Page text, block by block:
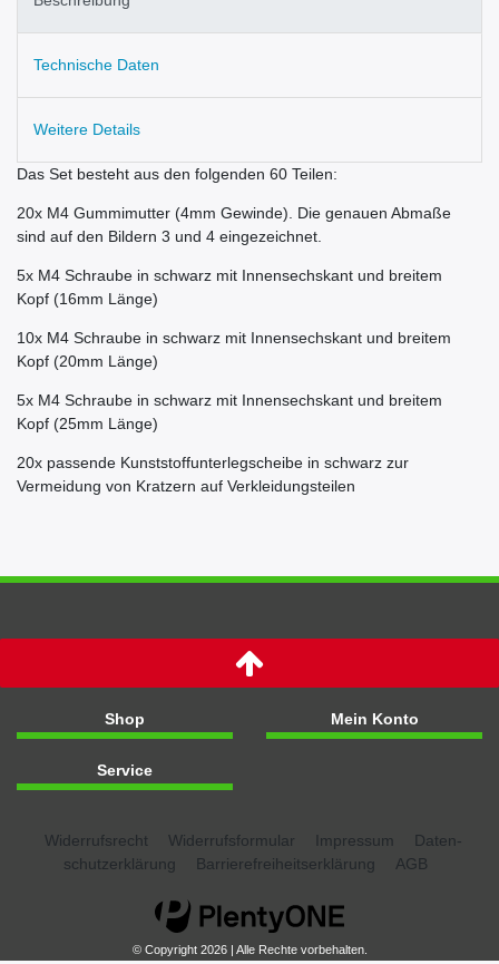
Technische Daten
Weitere Details
Das Set besteht aus den folgenden 60 Teilen:
20x M4 Gummimutter (4mm Gewinde). Die genauen Abmaße
sind auf den Bildern 3 und 4 eingezeichnet.
5x M4 Schraube in schwarz mit Innensechskant und breitem
Kopf (16mm Länge)
10x M4 Schraube in schwarz mit Innensechskant und breitem
Kopf (20mm Länge)
5x M4 Schraube in schwarz mit Innensechskant und breitem
Kopf (25mm Länge)
20x passende Kunststoffunterlegscheibe in schwarz zur
Vermeidung von Kratzern auf Verkleidungsteilen
Shop Mein Konto
Service
Widerrufs­recht Widerrufs­formular Impressum
Daten­
schutz­erklärung
Barrierefreiheitserklärung AGB
© Copyright 2026 | Alle Rechte vorbehalten.